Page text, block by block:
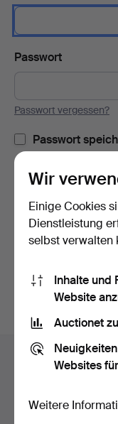
Passwort
Passwort vergessen?
Passwort
oder
Fußzeilen-
Navigation
Hilfe und Kontakt
Alle Auktionshäuser
Wir
Einige Cookies
Dienstleistung
selbst verwalten
Inhalte und
Website
Auctionet
Websites
Weitere